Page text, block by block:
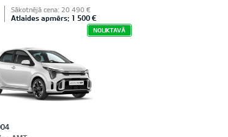
Sākotnējā cena: 20 490 €
Atlaides apmērs: 1 500 €
NOLIKTAVĀ